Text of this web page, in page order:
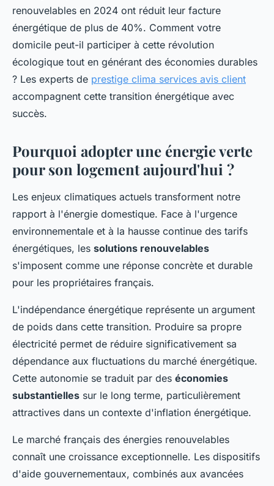
renouvelables en 2024 ont réduit leur facture
énergétique de plus de 40%. Comment votre
domicile peut-il participer à cette révolution
écologique tout en générant des économies durables
? Les experts de prestige clima services avis client
accompagnent cette transition énergétique avec
succès.
Pourquoi adopter une énergie verte
pour son logement aujourd'hui ?
Les enjeux climatiques actuels transforment notre
rapport à l'énergie domestique. Face à l'urgence
environnementale et à la hausse continue des tarifs
énergétiques, les solutions renouvelables
s'imposent comme une réponse concrète et durable
pour les propriétaires français.
L'indépendance énergétique représente un argument
de poids dans cette transition. Produire sa propre
électricité permet de réduire significativement sa
dépendance aux fluctuations du marché énergétique.
Cette autonomie se traduit par des économies
substantielles sur le long terme, particulièrement
attractives dans un contexte d'inflation énergétique.
Le marché français des énergies renouvelables
connaît une croissance exceptionnelle. Les dispositifs
d'aide gouvernementaux, combinés aux avancées